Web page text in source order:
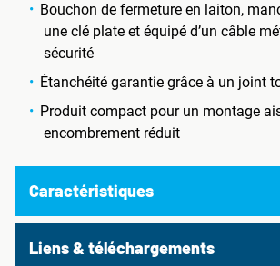
Bouchon de fermeture en laiton,
une clé plate et équipé d’un câble
sécurité
Étanchéité garantie grâce à un joint
Produit compact pour un montage
encombrement réduit
Caractéristiques
Liens & téléchargements